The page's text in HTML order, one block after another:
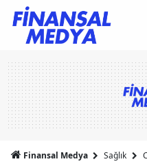
Finansal Medya Sağlık